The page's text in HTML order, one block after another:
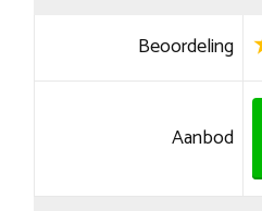
Beoordeling
Aanbod